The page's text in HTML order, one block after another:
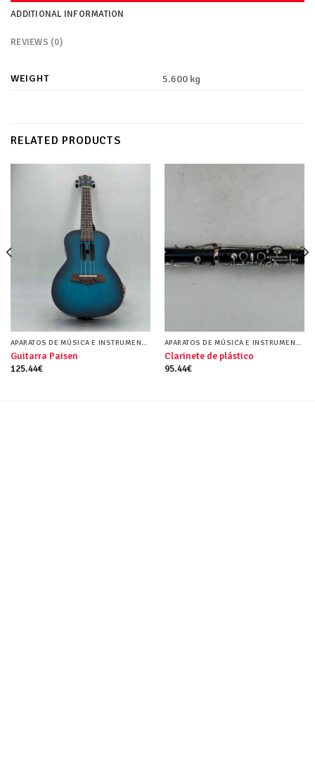
ADDITIONAL INFORMATION
REVIEWS (0)
WEIGHT 5.600 kg
RELATED PRODUCTS
APARATOS DE MÚSICA E INSTRUMENTOS MUSICALES
Guitarra Paisen
125.44€
APARATOS DE MÚSICA E INSTRUMENTOS MUSICALES
Clarinete de plástico
95.44€